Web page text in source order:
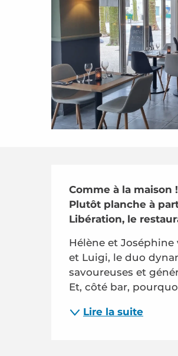
Comme à la maison !
Plutôt planche à
Libération, le
Hélène et
et Luigi, le duo
savoureuses et
Et, côté bar,
Lire la suite